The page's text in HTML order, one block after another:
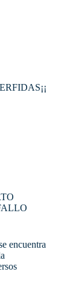
encuentra